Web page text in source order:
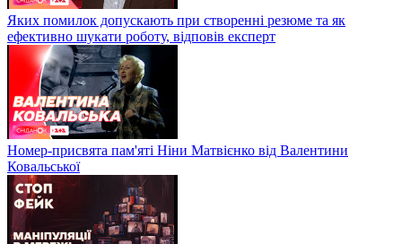
Яких помилок допускають при створенні резюме та як
ефективно шукати роботу, відповів експерт
Номер-присвята пам'яті Ніни Матвієнко від Валентини
Ковальської